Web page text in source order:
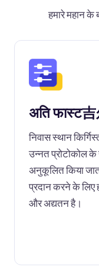
हमारे महान के
अति फास्ट
निवास स्थान
उन्नत प्रोटोकोल के
अनुकूलित किया
प्रदान करने के लिए
और अद्यतन है।